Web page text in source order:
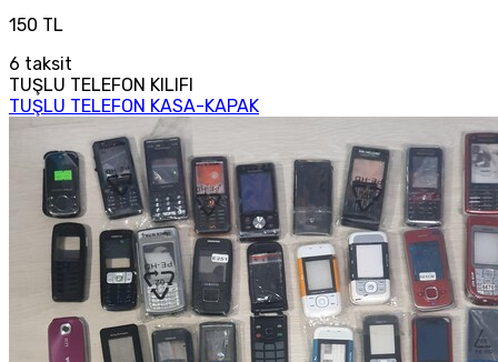
150 TL
6 taksit
TUŞLU TELEFON KILIFI
TUŞLU TELEFON KASA-KAPAK